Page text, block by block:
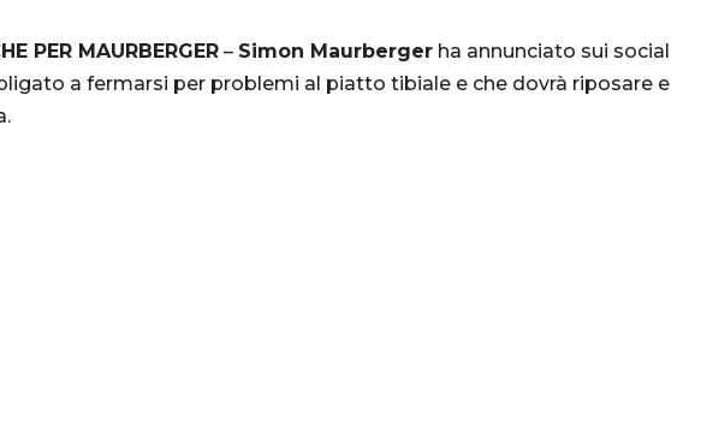
PER MAURBERGER – Simon Maurberger ha annunciato sui social
a fermarsi per problemi al piatto tibiale e che dovrà riposare e